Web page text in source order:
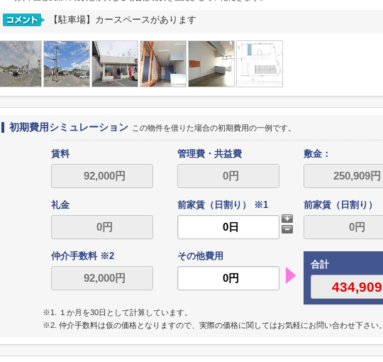
【駐車場】カースペースがあります
初期費用シミュレーション この物件を借りた場合の初期費用の一例です。
賃料 管理費・共益費 敷金：
礼金 前家賃（日割り） ※1 前家賃（日割り）
仲介手数料 ※2
その他費用
合計
※1. １か月を30日として計算しています。
※2. 仲介手数料は仮の価格となりますので、実際の価格に関してはお気軽にお問い合わせ下さい。